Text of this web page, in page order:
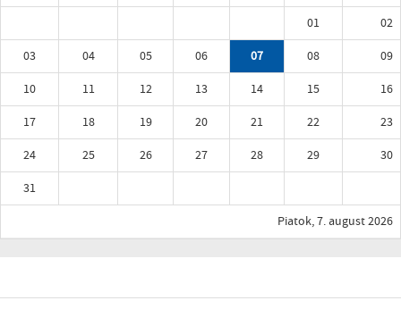
01
02
03
04 05 06 07 08
09
10
11 12 13 14 15
16
17
18 19 20 21 22
23
24
25 26 27 28 29
30
31
Piatok, 7. august 2026